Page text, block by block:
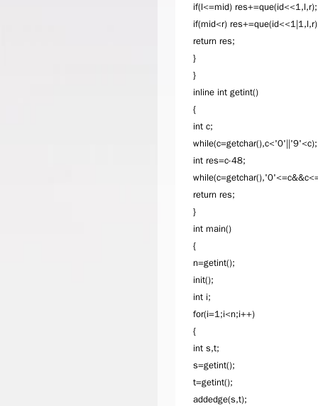
if(l<=mid) res+=que(id<<1,l,r);
if(mid<r)
return res;
}
}
inline int getint()
{
int c;
while(c=getchar(),c<'0'||'9'<c);
int res=c-48;
return res;
}
int main()
{
n=getint();
init();
int i;
for(i=1;i<n;i++)
{
int s,t;
s=getint();
t=getint();
addedge(s,t);